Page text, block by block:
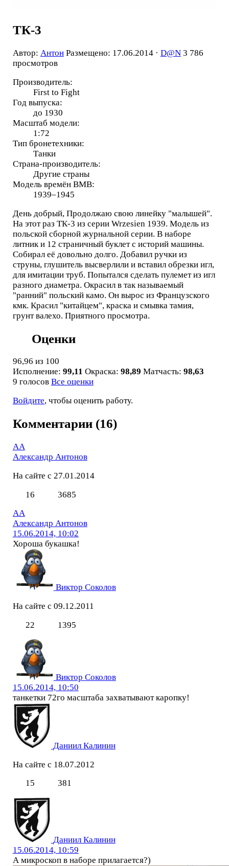
ТК-3
Автор: Антон Размещено: 17.06.2014 · D@N 3 786
просмотров
Производитель:
First to Fight
Год выпуска:
до 1930
Масштаб модели:
1:72
Тип бронетехники:
Танки
Страна-производитель:
Другие страны
Модель времён ВМВ:
1939–1945
День добрый, Продолжаю свою линейку "малышей".
На этот раз ТК-3 из серии Wrzesien 1939. Модель из
польской сборной журнальной серии. В наборе
литник и 12 страничный буклет с историй машины.
Собирал её довольно долго. Добавил ручки из
струны, глушитель высверлили и вставил обрезки игл,
для имитации труб. Попытался сделать пулемет из игл
разного диаметра. Окрасил в так называемый
"ранний" польский камо. Он вырос из Французского
кмк. Красил "китайцем", краска и смывка тамия,
грунт валехо. Приятного просмотра.
Оценки
96,96 из 100
Исполнение: 99,11 Окраска: 98,89 Матчасть: 98,63
9 голосов Все оценки
Войдите, чтобы оценить работу.
Комментарии (16)
АА
Александр Антонов
На сайте с 27.01.2014
16
3685
АА
Александр Антонов
15.06.2014, 10:02
Хороша букашка!
Виктор Соколов
На сайте с 09.12.2011
22
1395
Виктор Соколов
15.06.2014, 10:50
танкетки 72го масштаба захватывают каропку!
Даниил Калинин
На сайте с 18.07.2012
15
381
Даниил Калинин
15.06.2014, 10:59
А микроскоп в наборе прилагается?)